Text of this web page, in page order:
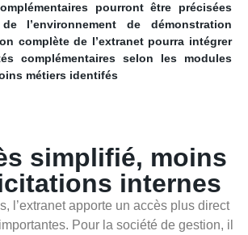
pourront être précisées
l’environnement de démonstration
complète de l’extranet pourra intégrer
complémentaires selon les modules
métiers identifés
simplifié, moins
internes
l’extranet apporte un accès plus direct
Pour la société de gestion, il